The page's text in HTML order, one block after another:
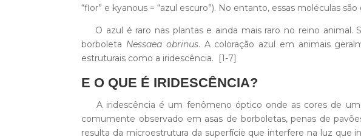
“flor” e kyanous = “azul escuro”). No entanto, essas moléculas
O azul é raro nas plantas e ainda mais raro no reino animal.
borboleta Nessaea obrinus. A coloração azul em animais
estruturais como a iridescência.
[1-7]
E O QUE É IRIDESCÊNCIA?
A iridescência é um fenômeno óptico onde as cores de
comumente observado em asas de borboletas, penas de
resulta da microestrutura da superfície que interfere na luz que